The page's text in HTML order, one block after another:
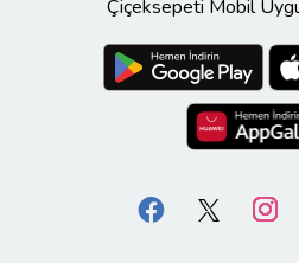
Çiçeksepeti Mobil